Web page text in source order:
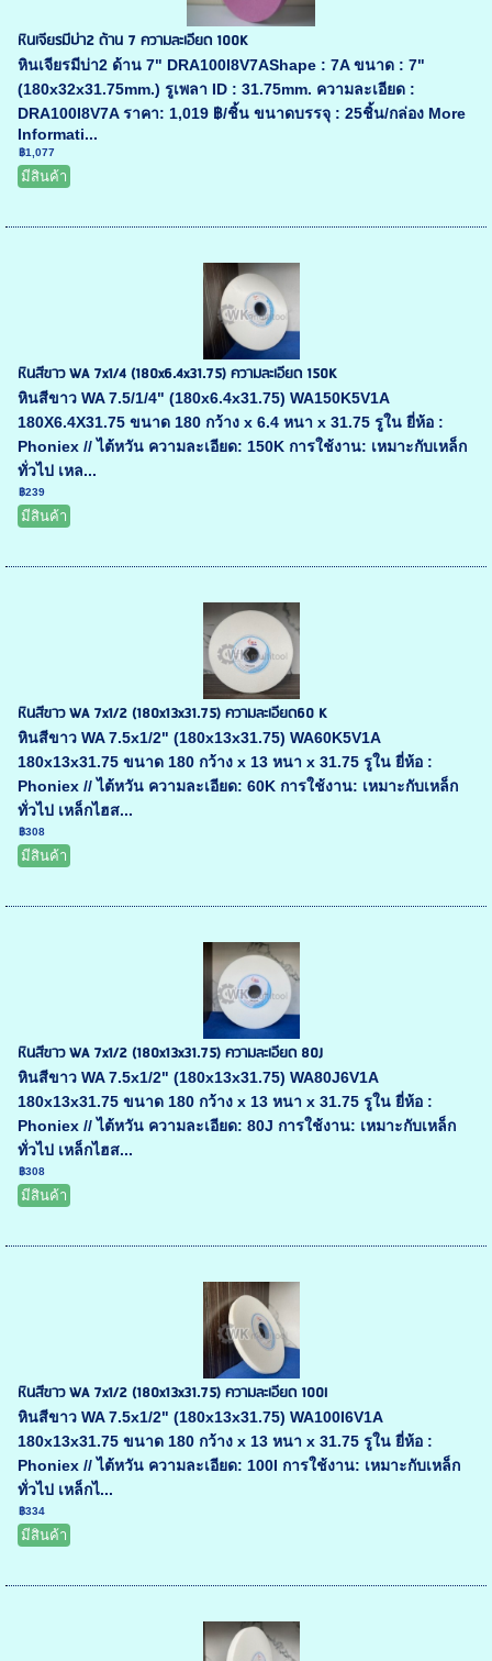
หินเจียรมีบ่า2 ด้าน 7 ความละเอียด 100K
หินเจียรมีบ่า2 ด้าน 7" DRA100I8V7AShape : 7A ขนาด : 7"
(180x32x31.75mm.) รูเพลา ID : 31.75mm. ความละเอียด :
DRA100I8V7A ราคา: 1,019 ฿/ชิ้น ขนาดบรรจุ : 25ชิ้น/กล่อง More
Informati...
฿1,077
มีสินค้า
หินสีขาว WA 7x1/4 (180x6.4x31.75) ความละเอียด 150K
หินสีขาว WA 7.5/1/4" (180x6.4x31.75) WA150K5V1A
180X6.4X31.75 ขนาด 180 กว้าง x 6.4 หนา x 31.75 รูใน ยี่ห้อ :
Phoniex // ไต้หวัน ความละเอียด: 150K การใช้งาน: เหมาะกับเหล็ก
ทั่วไป เหล...
฿239
มีสินค้า
หินสีขาว WA 7x1/2 (180x13x31.75) ความละเอียด60 K
หินสีขาว WA 7.5x1/2" (180x13x31.75) WA60K5V1A
180x13x31.75 ขนาด 180 กว้าง x 13 หนา x 31.75 รูใน ยี่ห้อ :
Phoniex // ไต้หวัน ความละเอียด: 60K การใช้งาน: เหมาะกับเหล็ก
ทั่วไป เหล็กไฮส...
฿308
มีสินค้า
หินสีขาว WA 7x1/2 (180x13x31.75) ความละเอียด 80J
หินสีขาว WA 7.5x1/2" (180x13x31.75) WA80J6V1A
180x13x31.75 ขนาด 180 กว้าง x 13 หนา x 31.75 รูใน ยี่ห้อ :
Phoniex // ไต้หวัน ความละเอียด: 80J การใช้งาน: เหมาะกับเหล็ก
ทั่วไป เหล็กไฮส...
฿308
มีสินค้า
หินสีขาว WA 7x1/2 (180x13x31.75) ความละเอียด 100I
หินสีขาว WA 7.5x1/2" (180x13x31.75) WA100I6V1A
180x13x31.75 ขนาด 180 กว้าง x 13 หนา x 31.75 รูใน ยี่ห้อ :
Phoniex // ไต้หวัน ความละเอียด: 100I การใช้งาน: เหมาะกับเหล็ก
ทั่วไป เหล็กไ...
฿334
มีสินค้า